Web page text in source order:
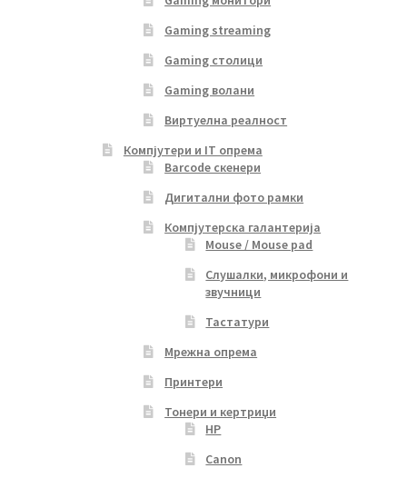
Gaming streaming
Gaming столици
Gaming волани
Виртуелна реалност
Компјутери и IT опрема
Barcode скенери
Дигитални фото рамки
Компјутерска галантерија
Mouse / Mouse pad
Слушалки, микрофони и
звучници
Тастатури
Мрежна опрема
Принтери
Тонери и кертриџи
HP
Canon